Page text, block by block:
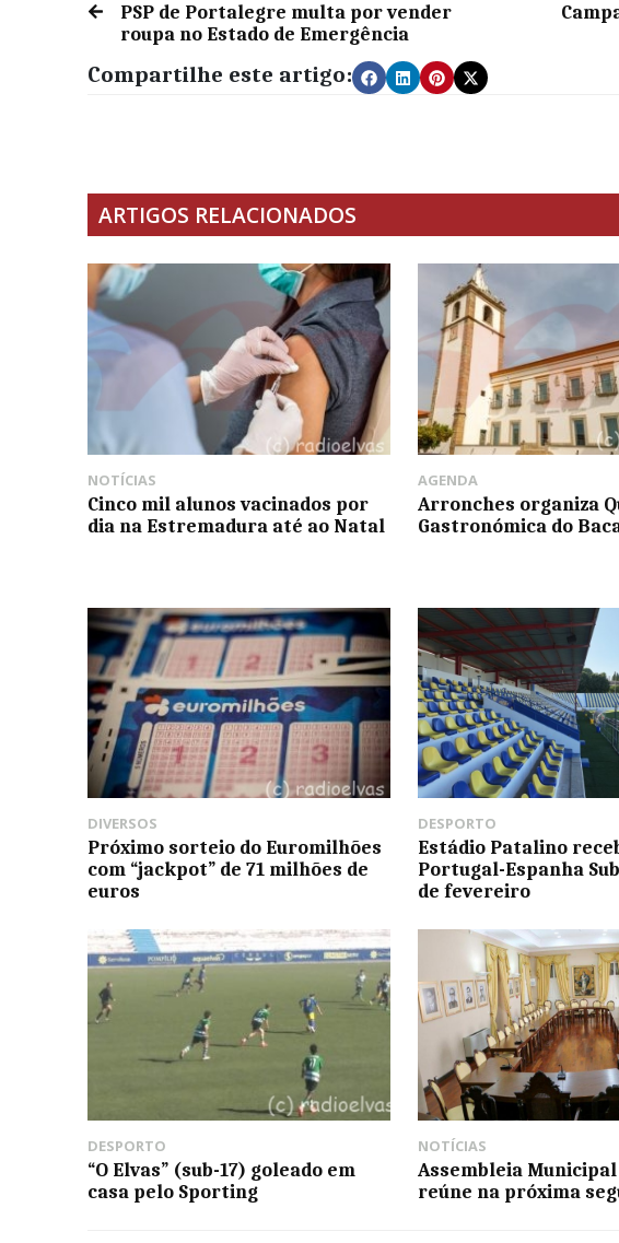
PSP de Portalegre multa por vender
roupa no Estado de Emergência
Compartilhe este artigo:
ARTIGOS RELACIONADOS
NOTÍCIAS
Cinco mil alunos vacinados por
dia na Estremadura até ao Natal
AGENDA
Arronches organiza
Gastronómica do
DIVERSOS
Próximo sorteio do Euromilhões
com “jackpot” de 71 milhões de
euros
DESPORTO
Estádio Patalino
Portugal-Espanha
de fevereiro
DESPORTO
“O Elvas” (sub-17) goleado em
casa pelo Sporting
NOTÍCIAS
Assembleia Municipal
reúne na próxima